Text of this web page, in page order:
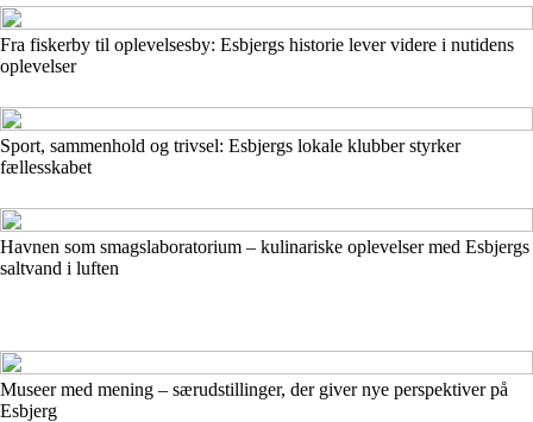
Fra fiskerby til oplevelsesby: Esbjergs historie lever videre i nutidens
oplevelser
Sport, sammenhold og trivsel: Esbjergs lokale klubber styrker
fællesskabet
Havnen som smagslaboratorium – kulinariske oplevelser med Esbjergs
saltvand i luften
Museer med mening – særudstillinger, der giver nye perspektiver på
Esbjerg